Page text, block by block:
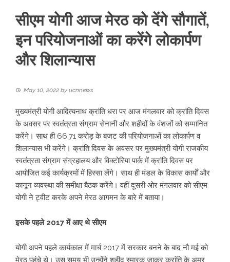
सीएम योगी आज मेरठ को देंगे सौगातें,
इन परियोजनाओं का करेंगे लोकार्पण
और शिलान्यास
May 10, 2022 by ucnnews
मुख्यमंत्री योगी आदित्यनाथ क्रांति धरा पर आज मंगलवार को क्रांति दिवस
के अवसर पर स्वतंत्रता संग्राम सेनानी और शहीदों के वंशजों को सम्मानित
करेंगे। साथ ही 66.71 करोड़ के बजट की परियोजनाओं का लोकार्पण व
शिलान्यास भी करेंगे। क्रांति दिवस के अवसर पर मुख्यमंत्री योगी राजकीय
स्वतंत्रता संग्राम संग्रहालय और विक्टोरिया पार्क में क्रांति दिवस पर
आयोजित कई कार्यक्रमों में हिस्सा लेंगे। साथ ही मंडल के विकास कार्यों और
कानून व्यवस्था की समीक्षा बैठक करेंगे। वहीं दूसरी ओर मंगलवार को सीएम
योगी ने ट्वीट करके अपने मेरठ आगमन के बारे में बताया।
इसके पहले 2017 में आए थे सीएम
योगी अपने पहले कार्यकाल में मार्च 2017 में सरकार बनने के बाद नौ मई को
मेरठ पहुंचे थे। उस समय भी उन्होंने शहीद स्मारक जाकर क्रांति के अमर